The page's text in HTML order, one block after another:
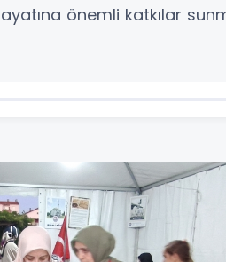
önemli katkılar